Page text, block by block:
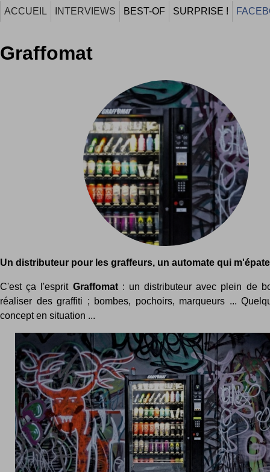
ACCUEIL INTERVIEWS BEST-OF SURPRISE !
Graffomat
Un distributeur pour les graffeurs, un automate qui
C'est ça l'esprit Graffomat: un distributeur avec plein de
réaliser des graffiti ; bombes, pochoirs, marqueurs ...
concept en situation ...